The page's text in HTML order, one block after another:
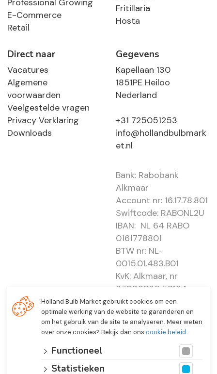
Professional Growing
E-Commerce
Retail
Fritillaria
Hosta
Direct naar
Vacatures
Algemene
voorwaarden
Veelgestelde vragen
Privacy Verklaring
Downloads
Gegevens
Kapellaan 130
1851PE Heiloo
Nederland
+31 725051253
info@hollandbulbmark
et.nl
Bank: Rabobank
Alkmaar
Account nr: 16.17.78.801
Swiftcode: RABONL2U
IBAN: NL 64 RABO
0161778801
BTW nr: NL-
0015.01.483.B01
KvK: Alkmaar, nr
37000830 E0194 -
EBO 505
Holland Bulb Market gebruikt cookies om een
optimale werking van de website te garanderen en
om het gebruik van de site te analyseren. Meer weten
over onze cookies? Bekijk dan ons cookie beleid.
Functioneel
Statistieken